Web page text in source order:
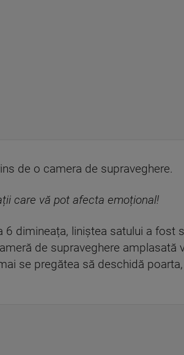
de o camera de supraveghere.
care vă pot afecta emoțional!
6 dimineața, liniștea satului a fost
de supraveghere
se pregătea să deschidă